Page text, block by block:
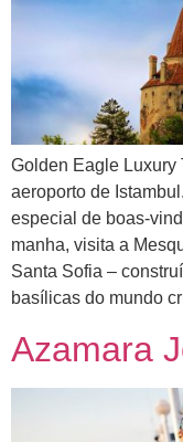
Golden Eagle Luxury
aeroporto de
especial de boas-
manha, visita a
Santa Sofia –
basílicas do mundo
Azamara